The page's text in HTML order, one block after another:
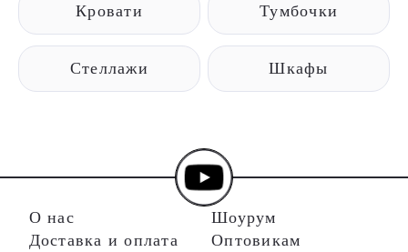
Кровати Тумбочки
Стеллажи Шкафы
О нас
Доставка и оплата
Шоурум
Оптовикам